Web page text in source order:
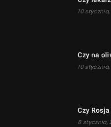
10 stycznia,
Czy na
10 stycznia,
Czy
8 stycznia,